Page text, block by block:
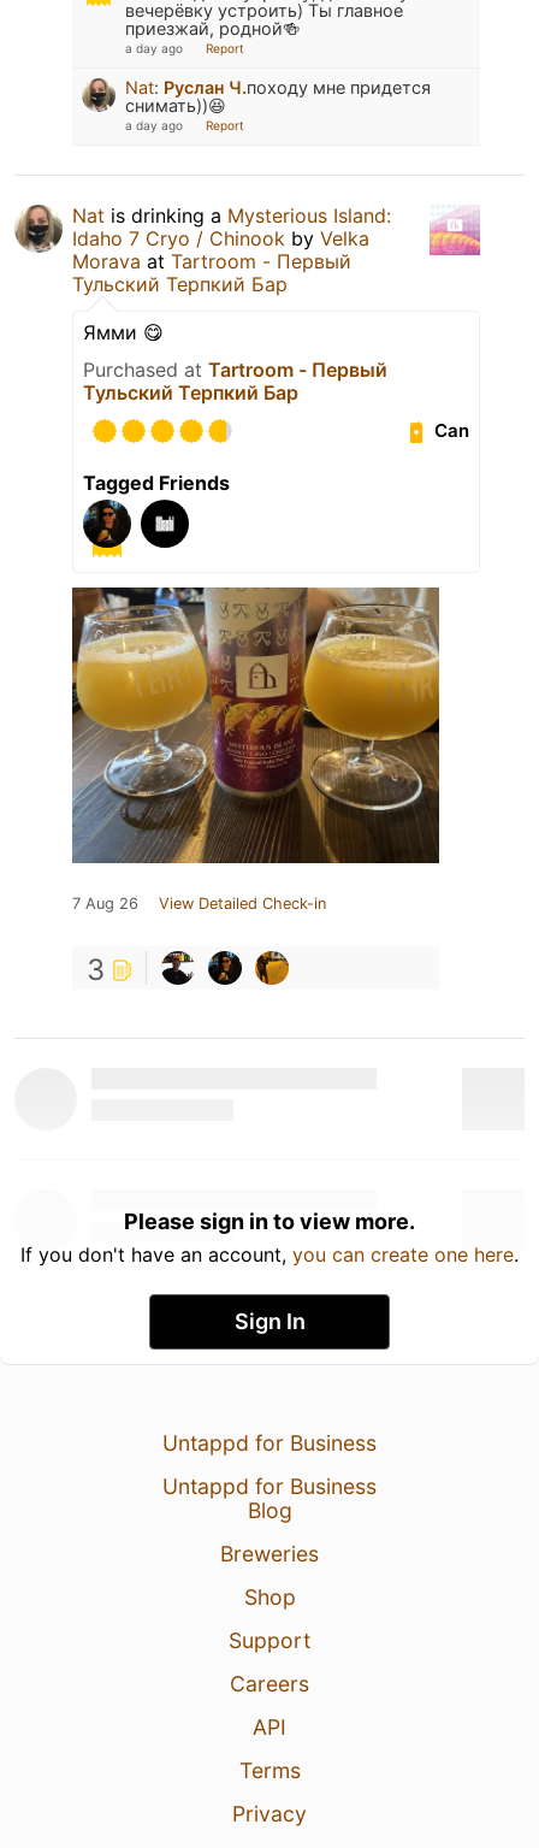
вечерёвку устроить) Ты главное
приезжай, родной🍻
a day ago Report
Nat: Руслан Ч.походу мне придется
снимать))😆
a day ago Report
Nat is drinking a Mysterious Island:
Idaho 7 Cryo / Chinook by Velka
Morava at Tartroom - Первый
Тульский Терпкий Бар
Ямми 😋
Purchased at Tartroom - Первый
Тульский Терпкий Бар
Can
Tagged Friends
7 Aug 26 View Detailed Check-in
3
Please sign in to view more.
If you don't have an account, you can create one here.
Sign In
Untappd for Business
Untappd for Business
Blog
Breweries
Shop
Support
Careers
API
Terms
Privacy